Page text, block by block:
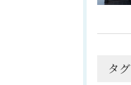
タグ